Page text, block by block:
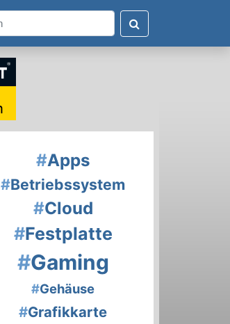
#Apps
#Betriebssystem
#Cloud
#Festplatte
#Gaming
#Gehäuse
#Grafikkarte